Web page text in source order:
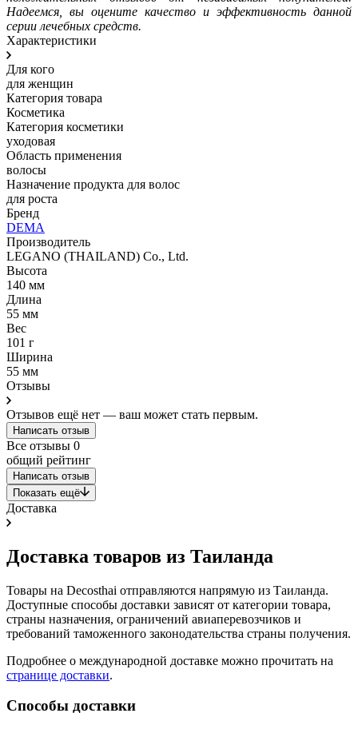
Надеемся, вы оцените качество и эффективность данной
серии лечебных средств.
Характеристики
Для кого
для женщин
Категория товара
Косметика
Категория косметики
уходовая
Область применения
волосы
Назначение продукта для волос
для роста
Бренд
DEMA
Производитель
LEGANO (THAILAND) Co., Ltd.
Высота
140 мм
Длина
55 мм
Вес
101 г
Ширина
55 мм
Отзывы
Отзывов ещё нет — ваш может стать первым.
Написать отзыв
Все отзывы 0
общий рейтинг
Написать отзыв
Показать ещё
Доставка
Доставка товаров из Таиланда
Товары на Decosthai отправляются напрямую из Таиланда.
Доступные способы доставки зависят от категории товара,
страны назначения, ограничений авиаперевозчиков и
требований таможенного законодательства страны получения.
Подробнее о международной доставке можно прочитать на
странице доставки.
Способы доставки